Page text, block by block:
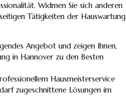
Widmen Sie sich anderen
Tätigkeiten der Hauswartung
Angebot und zeigen Ihnen,
in Hannover zu den Besten
Hausmeisterservice
zugeschnittene Lösungen im